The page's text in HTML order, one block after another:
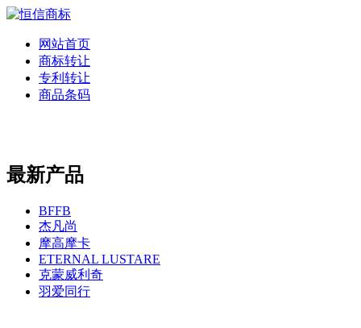
网站首页
商标转让
专利转让
商品条码
最新产品
BFFB
杰凡尚
摩高摩卡
ETERNAL LUSTARE
克蒙威利奇
羽爱同行